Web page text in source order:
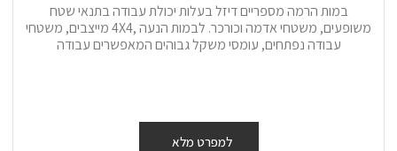
במות הרמה מספריים דיזל בעלות יכולת עבודה בתנאי שטח
משופעים, משטחי אדמה וכורכר. לבמות הנעה ,4X4 מייצבים, משטחי
עבודה נפתחים, עומסי משקל גבוהים המאפשרים עבודה
למפרט מלא